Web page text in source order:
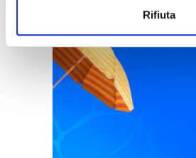
Rifiuta